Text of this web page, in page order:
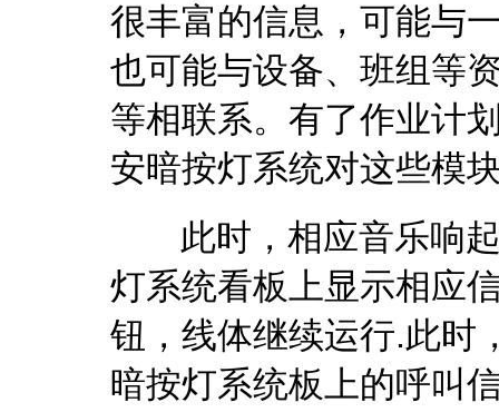
很丰富的信息，可能与
也可能与设备、班组等
等相联系。有了作业计
安暗按灯系统对这些模
此时，相应音乐响起
灯系统看板上显示相应
钮，线体继续运行.此时
暗按灯系统板上的呼叫